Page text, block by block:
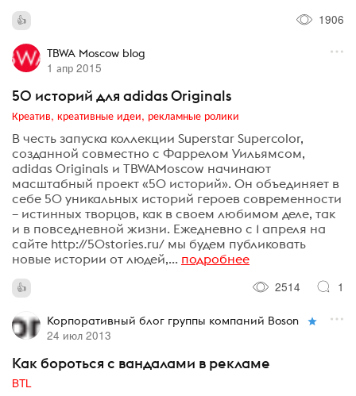
1906
TBWA Moscow blog
1 апр 2015
50 историй для adidas Originals
Креатив, креативные идеи, рекламные ролики
В честь запуска коллекции Superstar Supercolor,
созданной совместно с Фаррелом Уильямсом,
adidas Originals и TBWAMoscow начинают
масштабный проект «50 историй». Он объединяет в
себе 50 уникальных историй героев современности
– истинных творцов, как в своем любимом деле, так
и в повседневной жизни. Ежедневно с 1 апреля на
сайте http://50stories.ru/ мы будем публиковать
новые истории от людей,... подробнее
2514
1
Корпоративный блог группы компаний Boson
24 июл 2013
Как бороться с вандалами в рекламе
BTL